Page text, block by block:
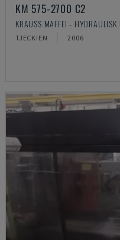
KM 575-2700 C2
KRAUSS MAFFEI - HYDRAULISK
TJECKIEN 2006